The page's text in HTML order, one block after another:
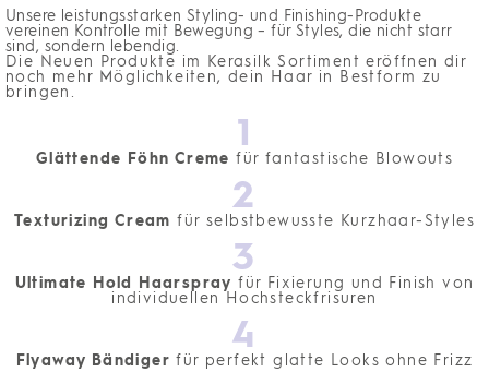
Unsere leistungsstarken Styling- und Finishing-Produkte
vereinen Kontrolle mit Bewegung – für Styles, die nicht starr
sind, sondern lebendig.
Die Neuen Produkte im Kerasilk Sortiment eröffnen dir
noch mehr Möglichkeiten, dein Haar in Bestform zu
bringen.
1
Glättende Föhn Creme für fantastische Blowouts
2
Texturizing Cream für selbstbewusste Kurzhaar-Styles
3
Ultimate Hold Haarspray für Fixierung und Finish von
individuellen Hochsteckfrisuren
4
Flyaway Bändiger für perfekt glatte Looks ohne Frizz